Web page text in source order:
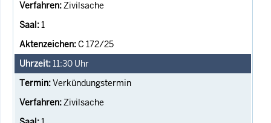
Zivilsache
1
C 172/25
11:30 Uhr
Verkündungstermin
Zivilsache